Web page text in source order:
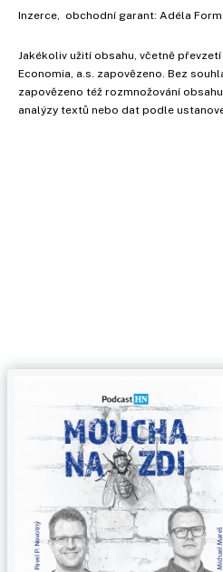
Inzerce , obchodní garant: Adéla
Jakékoliv užití obsahu, včetně
Economia, a.s. zapovězeno. Bez
zapovězeno též rozmnožování
analýzy textů nebo dat podle